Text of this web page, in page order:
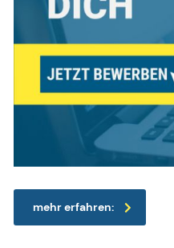
mehr erfahren: